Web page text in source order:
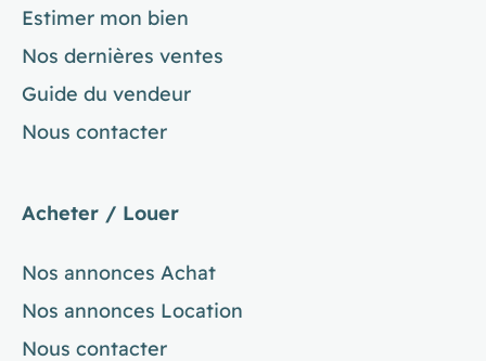
Estimer mon bien
Nos dernières ventes
Guide du vendeur
Nous contacter
Acheter / Louer
Nos annonces Achat
Nos annonces Location
Nous contacter